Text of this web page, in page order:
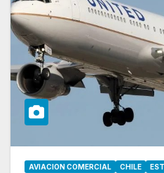
AVIACION COMERCIAL CHILE